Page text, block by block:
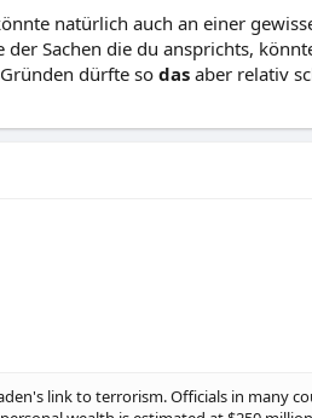
natürlich auch an einer
Sachen die du ansprichts,
dürfte so das aber relativ
link to terrorism. Officials in many